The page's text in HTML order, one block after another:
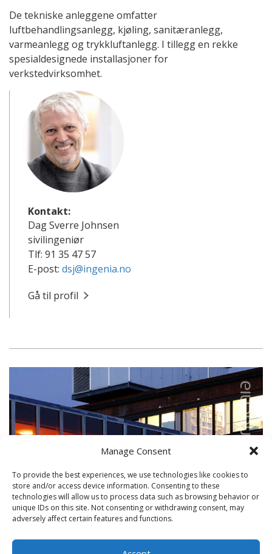
Manage Consent
To provide the best experiences, we use technologies like cookies to
store and/or access device information. Consenting to these
technologies will allow us to process data such as browsing behavior or
unique IDs on this site. Not consenting or withdrawing consent, may
adversely affect certain features and functions.
De tekniske anleggene omfatter
luftbehandlingsanlegg, kjøling, sanitæranlegg,
varmeanlegg og trykkluftanlegg. I tillegg en rekke
spesialdesignede installasjoner for
verkstedvirksomhet.
Kontakt:
Dag Sverre Johnsen
sivilingeniør
Tlf: 91 35 47 57
E-post: dsj@ingenia.no
Gå til profil